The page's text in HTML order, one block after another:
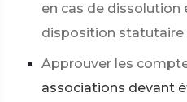
en cas de dissolution
disposition statutaire
Approuver les
associations devant